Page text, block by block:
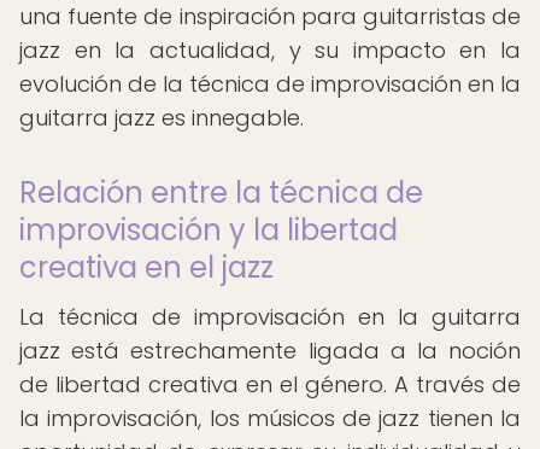
una fuente de inspiración para guitarristas de
jazz en la actualidad, y su impacto en la
evolución de la técnica de improvisación en la
guitarra jazz es innegable.
Relación entre la técnica de
improvisación y la libertad
creativa en el jazz
La técnica de improvisación en la guitarra
jazz está estrechamente ligada a la noción
de libertad creativa en el género. A través de
la improvisación, los músicos de jazz tienen la